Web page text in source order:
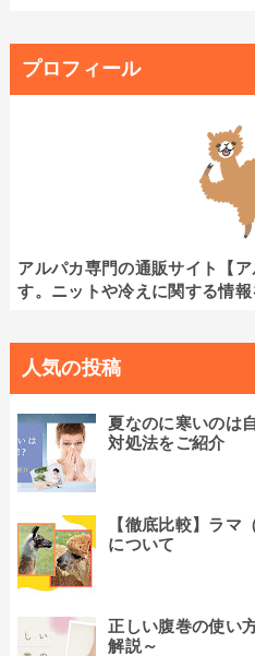
プロフィール
アルパカ専門の通販サイト【
す。ニットや冷えに関する情報
人気の投稿
夏なのに寒いのは
対処法をご紹介
【徹底比較】ラマ
について
正しい腹巻の使い
解説～